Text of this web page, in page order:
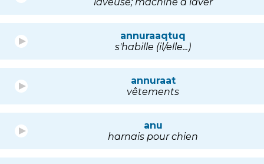
annuraaqtuq
s'habille (il/elle...)
annuraat
vêtements
anu
harnais pour chien